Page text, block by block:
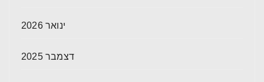
ינואר 2026
דצמבר 2025